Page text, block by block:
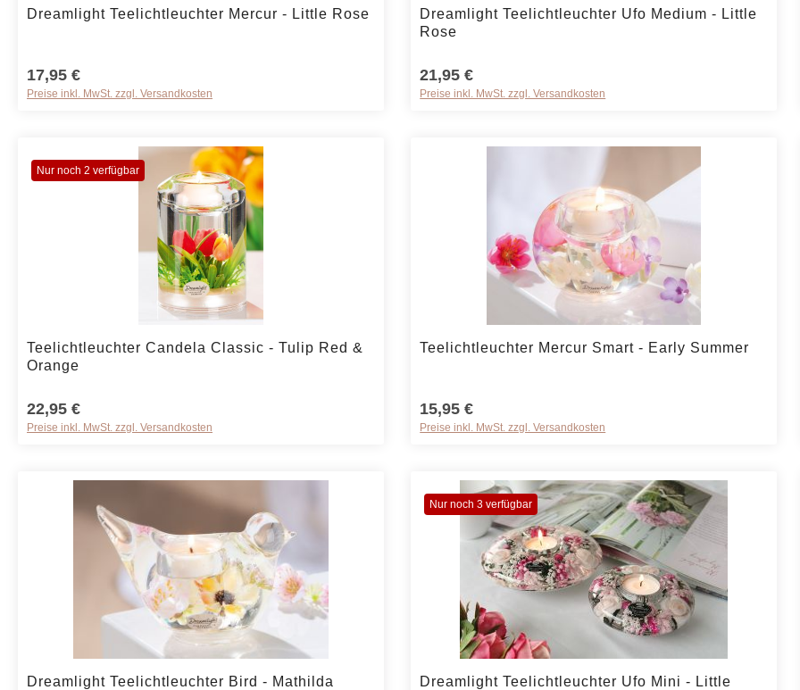
Produkt Anzahl: Gib den gewünschten Wert ein oder benutze die Schaltflächen
Dreamlight Teelichtleuchter Mercur - Little Rose
17,95 €
Preise inkl. MwSt. zzgl. Versandkosten
Produkt Anzahl: Gib den gewünschten
Dreamlight Teelichtleuchter Ufo Medium - Little
Rose
21,95 €
Preise inkl. MwSt. zzgl. Versandkosten
Nur noch 2 verfügbar
Produkt Anzahl: Gib den gewünschten Wert ein oder benutze die Schaltflächen
Teelichtleuchter Candela Classic - Tulip Red &
Orange
22,95 €
Preise inkl. MwSt. zzgl. Versandkosten
Produkt Anzahl: Gib den gewünschten
Teelichtleuchter Mercur Smart - Early Summer
15,95 €
Preise inkl. MwSt. zzgl. Versandkosten
Produkt Anzahl: Gib den gewünschten Wert ein oder benutze die Schaltflächen
Dreamlight Teelichtleuchter Bird - Mathilda
Nur noch 3 verfügbar
Produkt Anzahl: Gib den gewünschten
Dreamlight Teelichtleuchter Ufo Mini - Little